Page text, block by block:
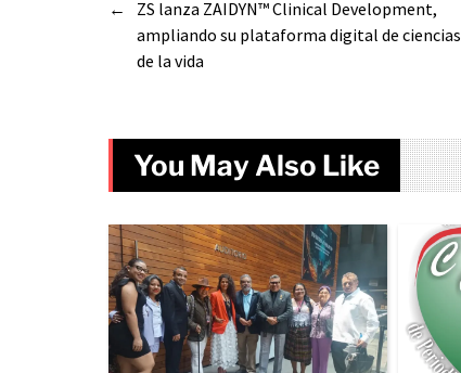
←
ZS lanza ZAIDYN™ Clinical Development,
ampliando su plataforma digital de ciencias
de la vida
You May Also Like